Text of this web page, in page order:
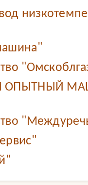
ОПЫТНЫЙ